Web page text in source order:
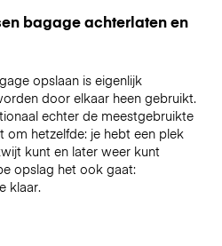
bagage achterlaten en
opslaan is eigenlijk
door elkaar heen gebruikt.
echter de meestgebruikte
om hetzelfde: je hebt een plek
kunt en later weer kunt
opslag het ook gaat:
klaar.